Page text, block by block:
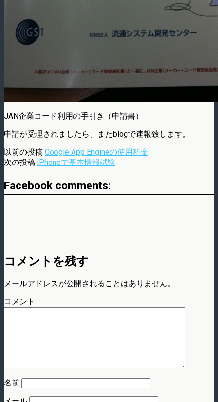
JAN企業コード利用の手引き（申請書）
申請が受理されましたら、またblogで速報致します。
以前の投稿 Google App Engineの使用料金
次の投稿 iPhoneで基本情報試験
Facebook comments:
コメントを残す
メールアドレスが公開されることはありません。
コメント
名前